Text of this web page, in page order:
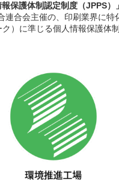
保護体制認定制度（JPPS）
連合会主催の、印刷業界に特
）に準じる個人情報保護体